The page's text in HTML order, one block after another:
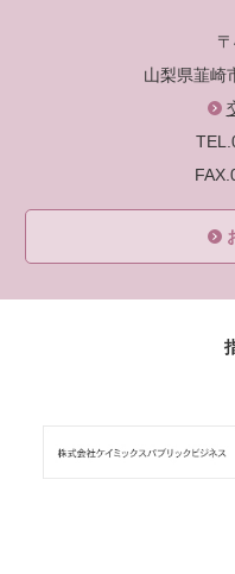
〒
山梨県韮崎